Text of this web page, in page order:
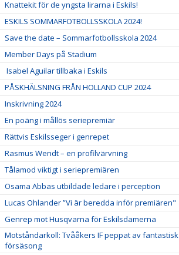
Knattekit för de yngsta lirarna i Eskils!
ESKILS SOMMARFOTBOLLSSKOLA 2024!
Save the date – Sommarfotbollsskola 2024
Member Days på Stadium
Isabel Aguilar tillbaka i Eskils
PÅSKHÄLSNING FRÅN HOLLAND CUP 2024
Inskrivning 2024
En poäng i mållös seriepremiär
Rättvis Eskilsseger i genrepet
Rasmus Wendt – en profilvärvning
Tålamod viktigt i seriepremiären
Osama Abbas utbildade ledare i perception
Lucas Ohlander ”Vi är beredda inför premiären"
Genrep mot Husqvarna för Eskilsdamerna
Motståndarkoll: Tvååkers IF peppat av fantastisk
försäsong